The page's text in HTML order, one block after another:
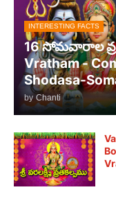
INTERESTING FACTS
16 సోమవారాల
Vratham -
Shodasa-
by Chanti